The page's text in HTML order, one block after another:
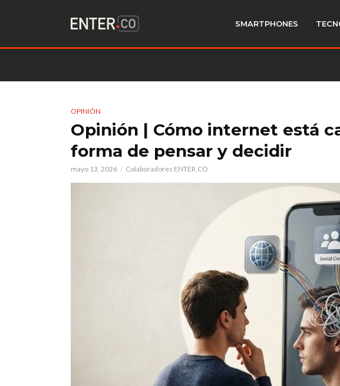
SMARTPHONES
OPINIÓN
Opinión | Cómo internet está
forma de pensar y decidir
mayo 13, 2026 Colaboradores ENTER.CO